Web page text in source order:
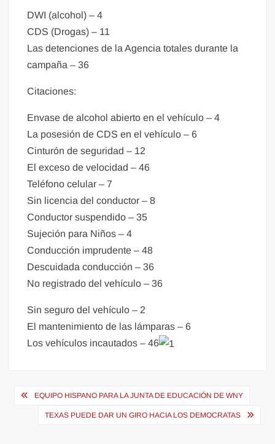
DWI (alcohol) – 4
CDS (Drogas) – 11
Las detenciones de la Agencia totales durante la
campaña – 36
Citaciones:
Envase de alcohol abierto en el vehículo – 4
La posesión de CDS en el vehículo – 6
Cinturón de seguridad – 12
El exceso de velocidad – 46
Teléfono celular – 7
Sin licencia del conductor – 8
Conductor suspendido – 35
Sujeción para Niños – 4
Conducción imprudente – 48
Descuidada conducción – 36
No registrado del vehículo – 36
Sin seguro del vehículo – 2
El mantenimiento de las lámparas – 6
Los vehículos incautados – 46
Navegación
EQUIPO HISPANO PARA LA JUNTA DE EDUCACIÓN DE WNY
TEXAS PUEDE DAR UN GIRO HACIA LOS DEMOCRATAS